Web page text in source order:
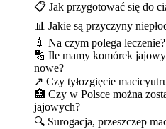
📋 Jak przygotować się do
📊 Jakie są przyczyny
💉 Na czym polega leczenie?
🔢 Ile mamy komórek
nowe?
↗️ Czy tyłozgięcie
🏥 Czy w Polsce można
jajowych?
🔍 Surogacja, przeszczep